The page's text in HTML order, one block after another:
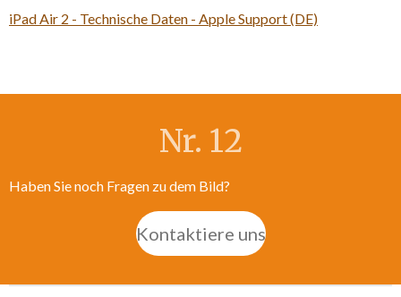
iPad Air 2 - Technische Daten - Apple Support (DE)
Nr. 12
Haben Sie noch Fragen zu dem Bild?
Kontaktiere uns